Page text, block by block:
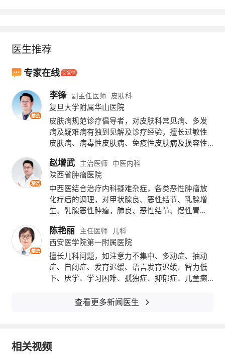
响时间长、覆盖范围广、降温剧烈等特点
国中东部大部地区的大风降温天气将从14日持
续到17日，降温幅度普遍超过6℃，内蒙古、
黑龙江、吉林、辽宁、北京、河北、山西、山
东、江苏、安徽、上海、浙江、江西等地部分
地区累计降温幅度超过10℃。
医生推荐
专家在线
精选
李锋 副主任医师 皮肤科
复旦大学附属华山医院
皮肤病规范诊疗倡导者，对皮肤科常见病、多发
病及疑难病有独到见解及诊疗经验，擅长过敏性
皮肤病、病毒性皮肤病、免疫性皮肤病及损容性
荨麻疹、湿疹、斑秃、皮肤癣病、红斑狼疮、硬
皮病、痤疮、黄褐斑等疑难皮肤病，临床造诣深
厚!
精选
赵增武 主治医师 中医内科
陕西省肿瘤医院
中西医结合治疗内科疑难杂症，各类恶性肿瘤放
化疗后的调理，对甲状腺良、恶性结节、乳腺增
生、乳腺恶性肿瘤，肺良、恶性结节、慢性胃
胃肠息肉，前列腺增生、前列腺结节、前列腺癌
的诊治积累了丰富的经验，靶向药物引起的三系
细胞降低、乏力、发热、出血、腹泻、皮疹对症
治疗，促进身体机能恢复，预防肿瘤复发。
精选
陈艳丽 主任医师 儿科
西安医学院第一附属医院
擅长儿科问题，如注意力不集中、多动症、抽动
症、自闭症、发育迟缓、语言发育迟缓、智力低
下、厌学、学习困难、孤独症、抑郁症、儿童癫
长发育，矮小症、性早熟、遗尿症的治疗；新生
查看更多新闻医生
相关视频